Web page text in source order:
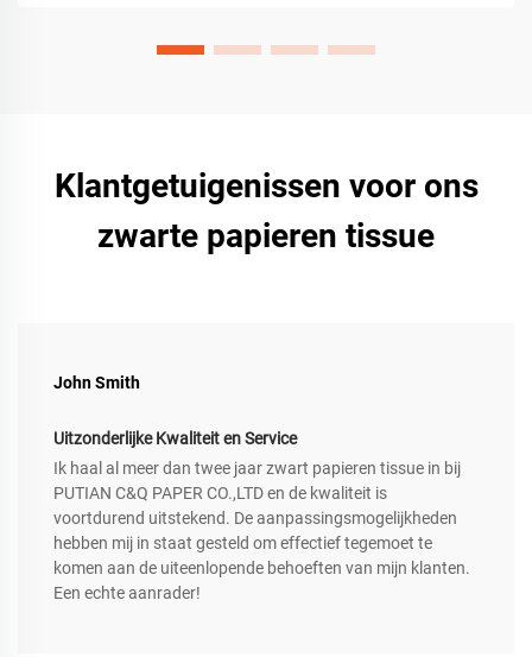
Klantgetuigenissen voor ons
zwarte papieren tissue
John Smith
Uitzonderlijke Kwaliteit en Service
Ik haal al meer dan twee jaar zwart papieren tissue in bij
PUTIAN C&Q PAPER CO.,LTD en de kwaliteit is
voortdurend uitstekend. De aanpassingsmogelijkheden
hebben mij in staat gesteld om effectief tegemoet te
komen aan de uiteenlopende behoeften van mijn klanten.
Een echte aanrader!